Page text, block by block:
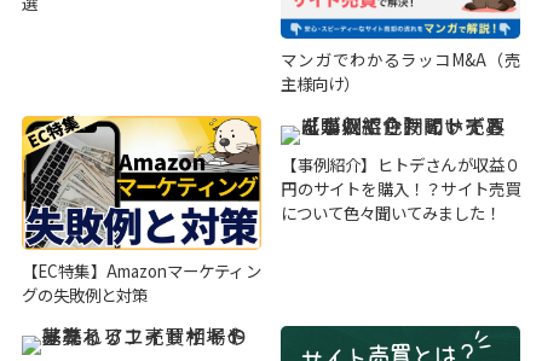
マンガでわかるラッコM&A（売
主様向け）
【EC特集】Amazonマーケティン
グの失敗例と対策
【事例紹介】ヒトデさんが収益０
円のサイトを購入！？サイト売買
について色々聞いてみました！